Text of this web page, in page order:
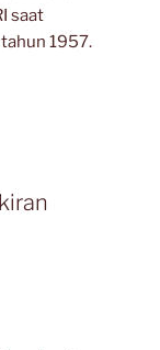
saat
1957.